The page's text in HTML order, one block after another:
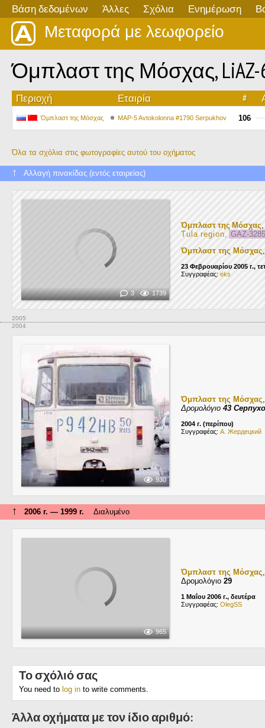
Βάση δεδομένων Άλλες Σχόλια Ενημέρωση
Μεταφορά με λεωφορείο
Όμπλαστ της Μόσχας, LiAZ-
Περιοχή Εταιρία #
Όμπλαστ της Μόσχας MAP-5 Avtokolonna #1790 Serpukhov 106
Όλα τα σχόλια στις φωτογραφίες αυτού του οχήματος
↑ Αλλαγή πινακίδας (εντός εταιρείας)
3 1739
Όμπλαστ της Μόσχας,
Tula region, GAZ-
Όμπλαστ της Μόσχας
23 Φεβρουαρίου 2005 г.,
Συγγραφέας: eks
2005
2004
930
Όμπλαστ της Μόσχας
Δρομολόγιο 43
2004 г. (περίπου)
Συγγραφέας: А. Жердецкий
↑ 2006 г. — 1999 г. Διαλυμένο
965
Όμπλαστ της Μόσχας
Δρομολόγιο 29
1 Μαΐου 2006 г., δευτέρα
Συγγραφέας: OlegSS
Το σχόλιό σας
You need to log in to write comments.
Άλλα οχήματα με τον ίδιο αριθμό: